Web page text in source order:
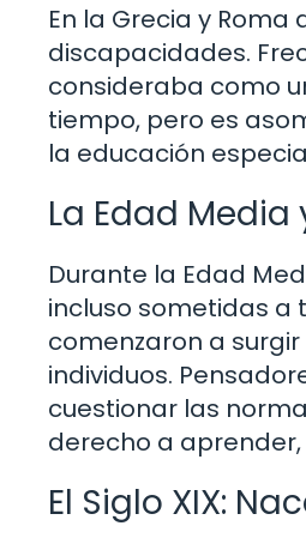
En la Grecia y
discapacidades.
consideraba como
tiempo, pero es
la educación
La Edad
Durante la Edad
incluso sometidas a
comenzaron a
individuos.
cuestionar las
derecho a
El Siglo XIX: